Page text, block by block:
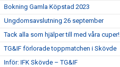
Bokning Gamla Köpstad 2023
Ungdomsavslutning 26 september
Tack alla som hjälper till med våra cuper!
TG&IF förlorade toppmatchen i Skövde
Inför: IFK Skövde – TG&IF